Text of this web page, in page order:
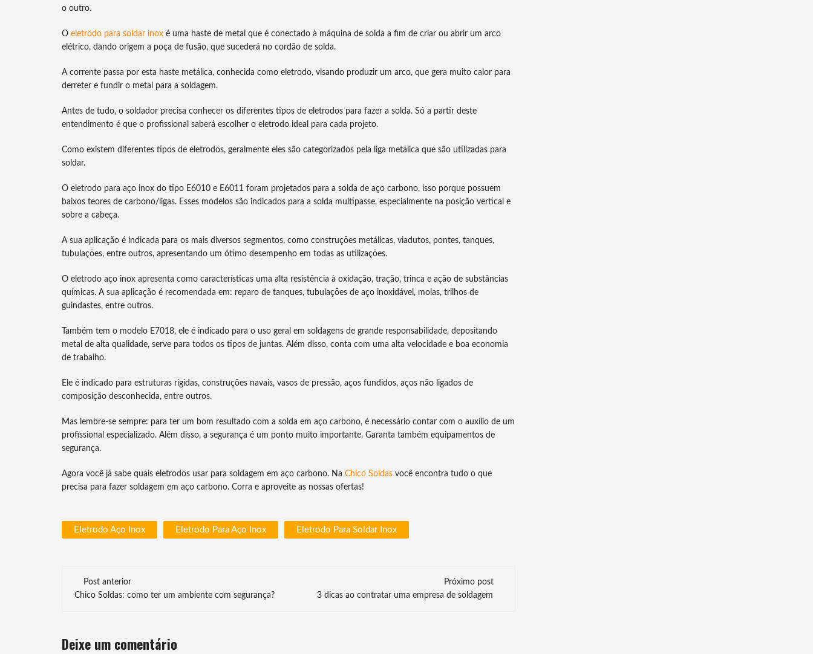
o outro.
O eletrodo para soldar inox é uma haste de metal que é conectado à máquina de solda a fim de criar ou abrir um arco
elétrico, dando origem a poça de fusão, que sucederá no cordão de solda.
A corrente passa por esta haste metálica, conhecida como eletrodo, visando produzir um arco, que gera muito calor para
derreter e fundir o metal para a soldagem.
Antes de tudo, o soldador precisa conhecer os diferentes tipos de eletrodos para fazer a solda. Só a partir deste
entendimento é que o profissional saberá escolher o eletrodo ideal para cada projeto.
Como existem diferentes tipos de eletrodos, geralmente eles são categorizados pela liga metálica que são utilizadas para
soldar.
O eletrodo para aço inox do tipo E6010 e E6011 foram projetados para a solda de aço carbono, isso porque possuem
baixos teores de carbono/ligas. Esses modelos são indicados para a solda multipasse, especialmente na posição vertical e
sobre a cabeça.
A sua aplicação é indicada para os mais diversos segmentos, como construções metálicas, viadutos, pontes, tanques,
tubulações, entre outros, apresentando um ótimo desempenho em todas as utilizações.
O eletrodo aço inox apresenta como características uma alta resistência à oxidação, tração, trinca e ação de substâncias
químicas. A sua aplicação é recomendada em: reparo de tanques, tubulações de aço inoxidável, molas, trilhos de
guindastes, entre outros.
Também tem o modelo E7018, ele é indicado para o uso geral em soldagens de grande responsabilidade, depositando
metal de alta qualidade, serve para todos os tipos de juntas. Além disso, conta com uma alta velocidade e boa economia
de trabalho.
Ele é indicado para estruturas rígidas, construções navais, vasos de pressão, aços fundidos, aços não ligados de
composição desconhecida, entre outros.
Mas lembre-se sempre: para ter um bom resultado com a solda em aço carbono, é necessário contar com o auxílio de um
profissional especializado. Além disso, a segurança é um ponto muito importante. Garanta também equipamentos de
segurança.
Agora você já sabe quais eletrodos usar para soldagem em aço carbono. Na Chico Soldas você encontra tudo o que
precisa para fazer soldagem em aço carbono. Corra e aproveite as nossas ofertas!
Eletrodo Aço Inox Eletrodo Para Aço Inox Eletrodo Para Soldar Inox
Navegação
de
post
Post anterior
Chico Soldas: como ter um ambiente com segurança?
Próximo post
3 dicas ao contratar uma empresa de soldagem
Deixe um comentário